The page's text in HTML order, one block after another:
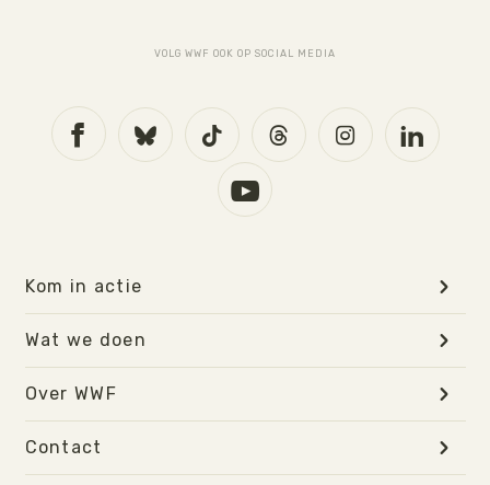
VOLG WWF OOK OP SOCIAL MEDIA
Kom in actie
Wat we doen
Over WWF
Contact